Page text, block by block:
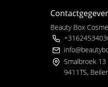
Beauty Box
Smalbroek 13
9411TS,